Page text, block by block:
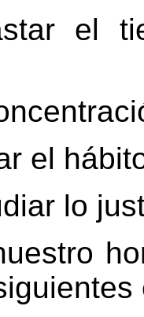
el
el
lo